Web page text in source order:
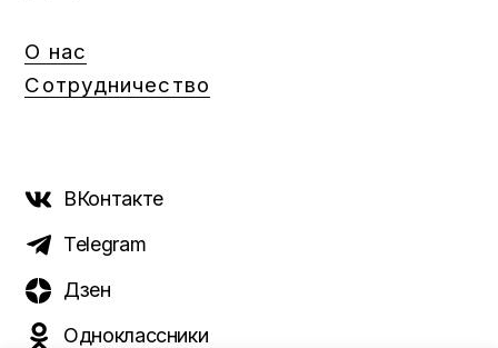
О нас
Сотрудничество
ВКонтакте
Telegram
Дзен
Одноклассники